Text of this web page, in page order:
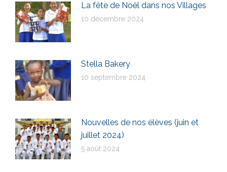
La fête de Noël dans nos Villages
10 décembre 2024
Stella Bakery
10 septembre 2024
Nouvelles de nos élèves (juin et
juillet 2024)
5 août 2024